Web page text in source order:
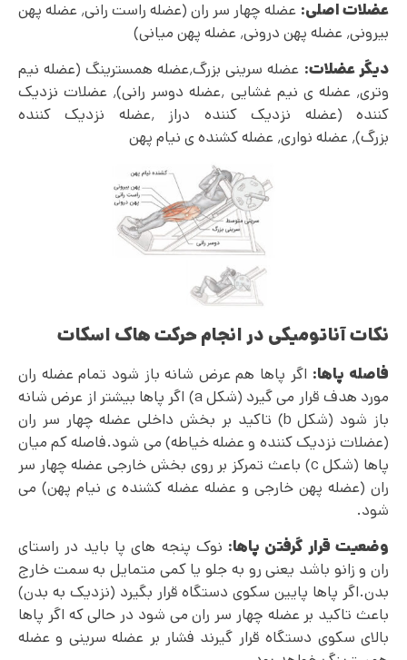
عضلات اصلی:
عضله چهار سر ران (عضله راست رانی٬ عضله پهن
بیرونی٬ عضله پهن درونی٬ عضله پهن میانی)
دیگر عضلات:
عضله سرینی بزرگ٬عضله همسترینگ (عضله نیم
وتری٬ عضله ی نیم غشایی ٬عضله دوسر رانی)٬ عضلات نزدیک
کننده (عضله نزدیک کننده دراز ٬عضله نزدیک کننده
بزرگ)٬ عضله نواری٬ عضله کشنده ی نیام پهن
نکات آناتومیکی در انجام حرکت هاک اسکات
فاصله پاها: اگر پاها هم عرض شانه باز شود تمام عضله ران
مورد هدف قرار می گیرد (شکل a) اگر پاها بیشتر از عرض شانه
باز شود (شکل b) تاکید بر بخش داخلی عضله چهار سر ران
(عضلات نزدیک کننده و عضله خیاطه) می شود.فاصله کم میان
پاها (شکل c) باعث تمرکز بر روی بخش خارجی عضله چهار سر
ران (عضله پهن خارجی و عضله عضله کشنده ی نیام پهن) می
شود.
وضعیت قرار گرفتن پاها: نوک پنجه های پا باید در راستای
ران و زانو باشد یعنی رو به جلو یا کمی متمایل به سمت خارج
بدن.اگر پاها پایین سکوی دستگاه قرار بگیرد (نزدیک به بدن)
باعث تاکید بر عضله چهار سر ران می شود در حالی که اگر پاها
بالای سکوی دستگاه قرار گیرند فشار بر عضله سرینی و عضله